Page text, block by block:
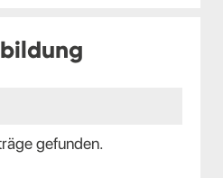
gefunden.